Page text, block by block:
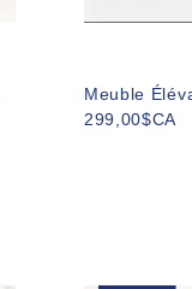
Meuble
299,00$CA